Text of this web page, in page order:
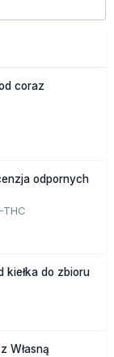
coraz
odpornych
THC
kiełka do zbioru
Własną